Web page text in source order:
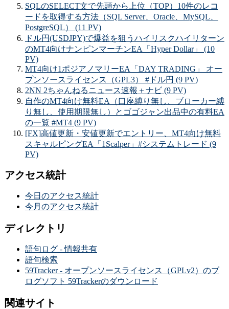
SQLのSELECT文で先頭から上位（TOP）10件のレコ
ードを取得する方法（SQL Server、Oracle、MySQL、
PostgreSQL） (11 PV)
ドル円(USDJPY)で爆益を狙うハイリスクハイリターン
のMT4向けナンピンマーチンEA「Hyper Dollar」 (10
PV)
MT4向け1ポジアノマリーEA「DAY TRADING」 オー
プンソースライセンス（GPL3） #ドル円 (9 PV)
2NN 2ちゃんねるニュース速報＋ナビ (9 PV)
自作のMT4向け無料EA（口座縛り無し、ブローカー縛
り無し、使用期限無し）とゴゴジャン出品中の有料EA
の一覧 #MT4 (9 PV)
[FX]高値更新・安値更新でエントリー、MT4向け無料
スキャルピングEA「1Scalper」#システムトレード (9
PV)
アクセス統計
今日のアクセス統計
今月のアクセス統計
ディレクトリ
語句ログ - 情報共有
語句検索
59Tracker - オープンソースライセンス（GPLv2）のブ
ログソフト 59Trackerのダウンロード
関連サイト